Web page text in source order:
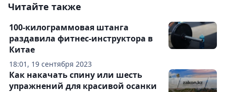
Читайте также
18:01, 19 сентября 2023
100-килограммовая штанга
раздавила фитнес-инструктора в
Китае
Как накачать спину или шесть
упражнений для красивой осанки